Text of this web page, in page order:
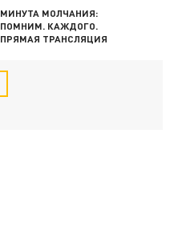
МИНУТА МОЛЧАНИЯ:
ПОМНИМ. КАЖДОГО.
ПРЯМАЯ ТРАНСЛЯЦИЯ